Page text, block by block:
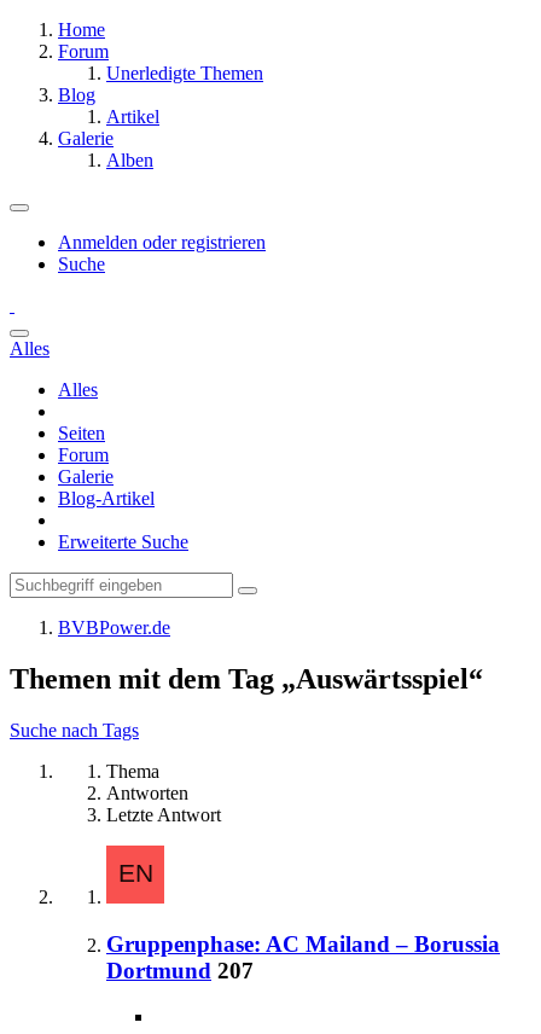
Home
Forum
Unerledigte Themen
Blog
Artikel
Galerie
Alben
Anmelden oder registrieren
Suche
Alles
Alles
Seiten
Forum
Galerie
Blog-Artikel
Erweiterte Suche
BVBPower.de
Themen mit dem Tag „Auswärtsspiel“
Suche nach Tags
Thema
Antworten
Letzte Antwort
Gruppenphase: AC Mailand – Borussia
Dortmund 207